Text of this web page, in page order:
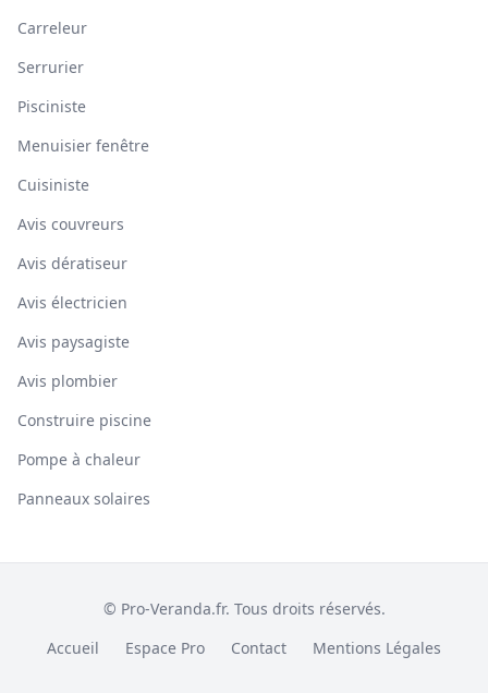
Carreleur
Serrurier
Pisciniste
Menuisier fenêtre
Cuisiniste
Avis couvreurs
Avis dératiseur
Avis électricien
Avis paysagiste
Avis plombier
Construire piscine
Pompe à chaleur
Panneaux solaires
© Pro-Veranda.fr. Tous droits réservés.
Accueil
Espace Pro Contact Mentions Légales